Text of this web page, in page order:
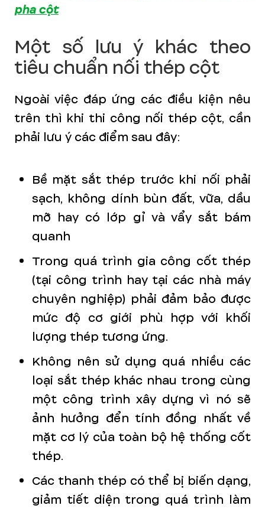
pha cột
Một số lưu ý khác theo
tiêu chuẩn nối thép cột
Ngoài việc đáp ứng các điều kiện nêu
trên thì khi thi công nối thép cột, cần
phải lưu ý các điểm sau đây:
Bề mặt sắt thép trước khi nối phải
sạch, không dính bùn đất, vữa, dầu
mỡ hay có lớp gỉ và vẩy sắt bám
quanh
Trong quá trình gia công cốt thép
(tại công trình hay tại các nhà máy
chuyên nghiệp) phải đảm bảo được
mức độ cơ giới phù hợp với khối
lượng thép tương ứng.
Không nên sử dụng quá nhiều các
loại sắt thép khác nhau trong cùng
một công trình xây dựng vì nó sẽ
ảnh hưởng đển tính đồng nhất về
mặt cơ lý của toàn bộ hệ thống cốt
thép.
Các thanh thép có thể bị biến dạng,
giảm tiết diện trong quá trình làm